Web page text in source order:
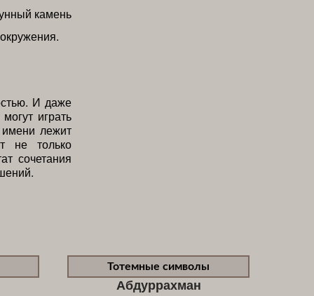
И даже
играть
лежит
не только
сочетания
Тотемные символы
Абдуррахман